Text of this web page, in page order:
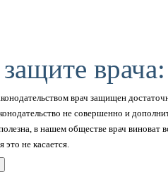
врача:
врач защищен
не совершенно и
в нашем обществе врач виноват
не касается.